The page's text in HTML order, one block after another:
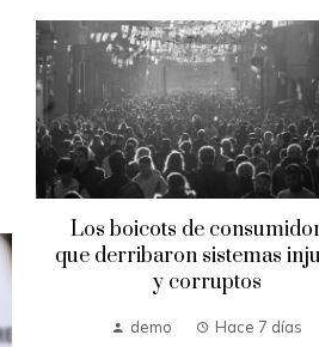
Los boicots de
que derribaron sistemas
y corruptos
demo Hace 7 días